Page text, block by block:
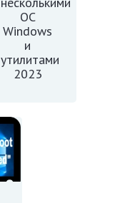
OC
Windows
и
утилитами
2023